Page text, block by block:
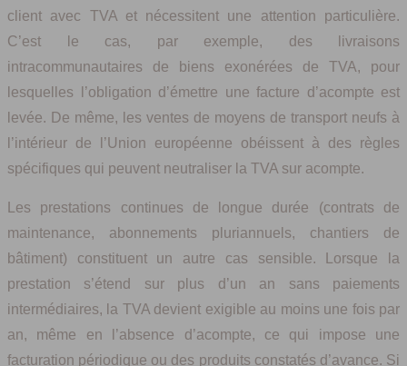
client avec TVA et nécessitent une attention particulière.
C’est le cas, par exemple, des livraisons
intracommunautaires de biens exonérées de TVA, pour
lesquelles l’obligation d’émettre une facture d’acompte est
levée. De même, les ventes de moyens de transport neufs à
l’intérieur de l’Union européenne obéissent à des règles
spécifiques qui peuvent neutraliser la TVA sur acompte.
Les prestations continues de longue durée (contrats de
maintenance, abonnements pluriannuels, chantiers de
bâtiment) constituent un autre cas sensible. Lorsque la
prestation s’étend sur plus d’un an sans paiements
intermédiaires, la TVA devient exigible au moins une fois par
an, même en l’absence d’acompte, ce qui impose une
facturation périodique ou des produits constatés d’avance. Si